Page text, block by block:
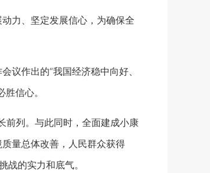
力、坚定发展信心，为确保全
作出的“我国经济稳中向好、
信心。
列。与此同时，全面建成小康
量总体改善，人民群众获得
的实力和底气。